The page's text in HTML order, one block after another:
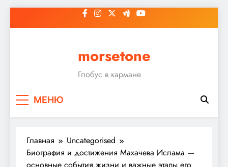
к
morsetone
Глобус в кармане
МЕНЮ
Главная
Uncategorised
Биография и достижения Махачева Ислама —
основные события жизни и важные этапы его